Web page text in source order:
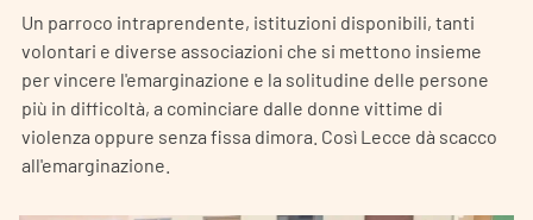
Un parroco intraprendente, istituzioni disponibili, tanti
volontari e diverse associazioni che si mettono insieme
per vincere l'emarginazione e la solitudine delle persone
più in difficoltà, a cominciare dalle donne vittime di
violenza oppure senza fissa dimora. Così Lecce dà scacco
all'emarginazione.